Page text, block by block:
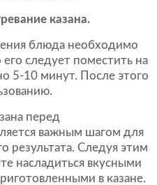
казана.
блюда необходимо
его следует поместить на
5-10 минут. После этого
перед
важным шагом для
результата. Следуя этим
насладиться вкусными
в казане.